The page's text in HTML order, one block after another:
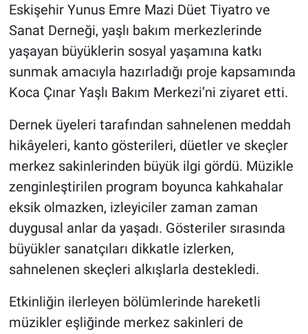
Eskişehir Yunus Emre Mazi Düet Tiyatro ve
Sanat Derneği, yaşlı bakım merkezlerinde
yaşayan büyüklerin sosyal yaşamına katkı
sunmak amacıyla hazırladığı proje kapsamında
Koca Çınar Yaşlı Bakım Merkezi’ni ziyaret etti.
Dernek üyeleri tarafından sahnelenen meddah
hikâyeleri, kanto gösterileri, düetler ve skeçler
merkez sakinlerinden büyük ilgi gördü. Müzikle
zenginleştirilen program boyunca kahkahalar
eksik olmazken, izleyiciler zaman zaman
duygusal anlar da yaşadı. Gösteriler sırasında
büyükler sanatçıları dikkatle izlerken,
sahnelenen skeçleri alkışlarla destekledi.
Etkinliğin ilerleyen bölümlerinde hareketli
müzikler eşliğinde merkez sakinleri de